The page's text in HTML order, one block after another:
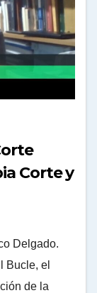
Corte y
Delgado.
Bucle, el
de la